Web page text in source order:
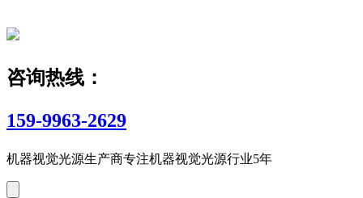
咨询热线：
159-9963-2629
机器视觉光源生产商专注机器视觉光源行业5年